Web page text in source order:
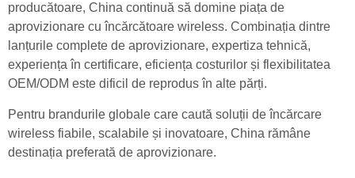
producătoare, China continuă să domine piața de
aprovizionare cu încărcătoare wireless. Combinația dintre
lanțurile complete de aprovizionare, expertiza tehnică,
experiența în certificare, eficiența costurilor și flexibilitatea
OEM/ODM este dificil de reprodus în alte părți.
Pentru brandurile globale care caută soluții de încărcare
wireless fiabile, scalabile și inovatoare, China rămâne
destinația preferată de aprovizionare.